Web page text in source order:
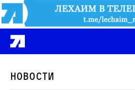
Новости